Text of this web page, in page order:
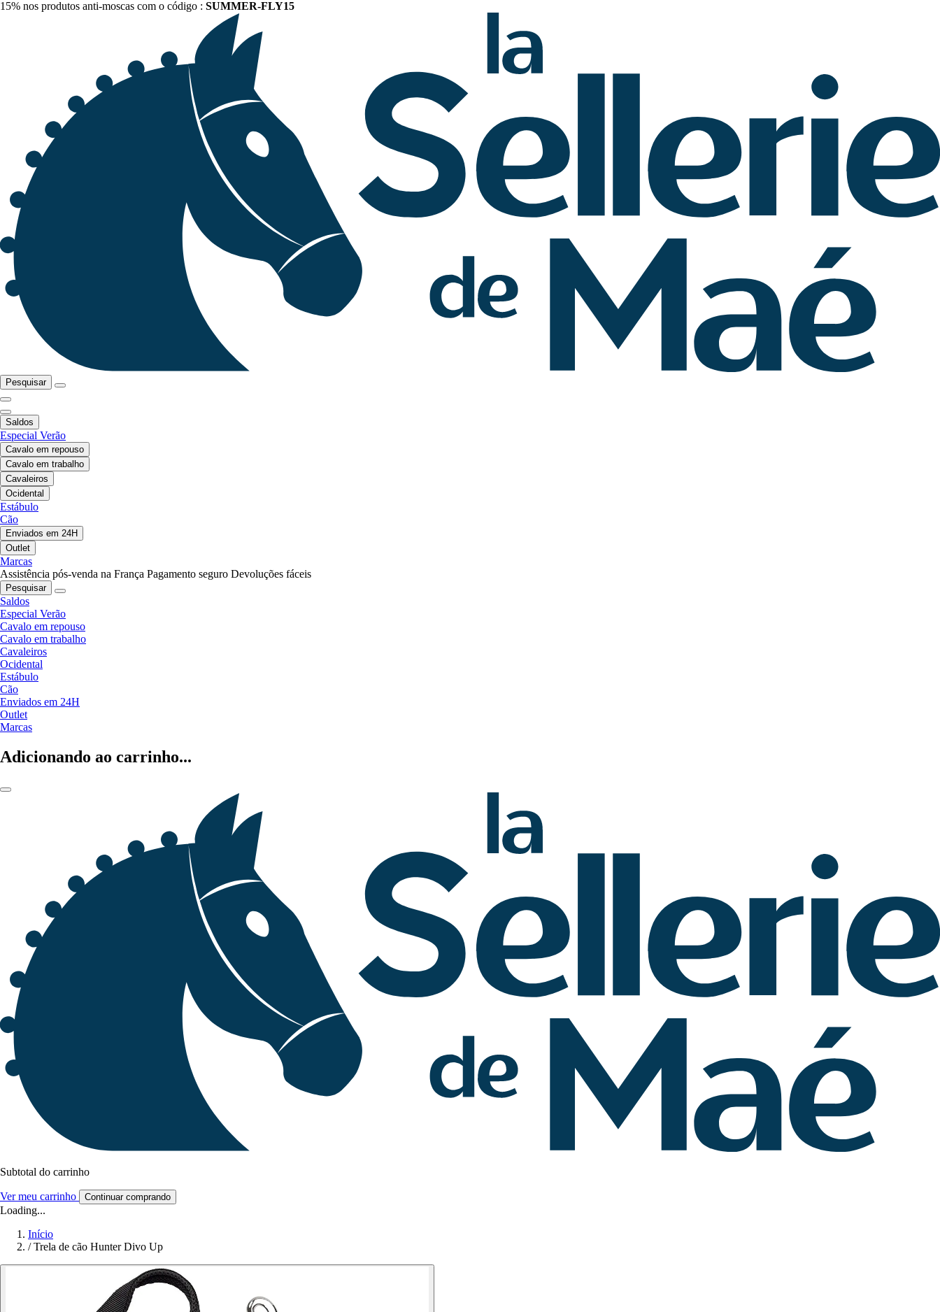
15% nos produtos anti-moscas com o código : SUMMER-FLY15
Pesquisar
Saldos
Especial Verão
Cavalo em repouso
Cavalo em trabalho
Cavaleiros
Ocidental
Estábulo
Cão
Enviados em 24H
Outlet
Marcas
Assistência pós-venda na França Pagamento seguro Devoluções fáceis
Pesquisar
Saldos
Especial Verão
Cavalo em repouso
Cavalo em trabalho
Cavaleiros
Ocidental
Estábulo
Cão
Enviados em 24H
Outlet
Marcas
Adicionando ao carrinho...
Subtotal do carrinho
Ver meu carrinho Continuar comprando
Loading...
Início
/ Trela de cão Hunter Divo Up